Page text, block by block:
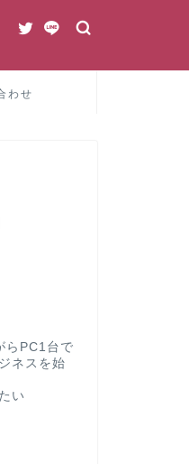
わせ
らPC1台で
ネスを始
い